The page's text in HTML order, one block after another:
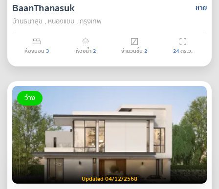
ขาย
BaanThanasuk
บ้านธนาสุข , หนองแขม , กรุงเทพ
ห้องนอน 3 ห้องน้ำ2 จำนวนชั้น 2 24ตร.ว.
ว่าง
Updated 04/12/2568